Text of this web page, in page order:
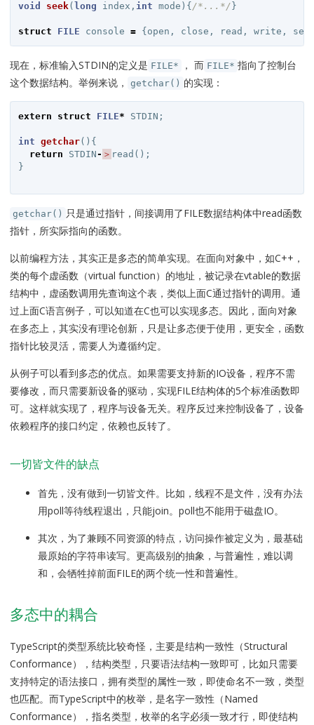
void
seek( long index , int mode ){ /*...*/ }
struct FILE console = { open , close , read , write ,
现在，标准输入STDIN的定义是 FILE* ， 而 FILE* 指向了控制台
这个数据结构。举例来说，
getchar() 的实现：
extern struct FILE* STDIN ;
int getchar(){
return
STDIN- ＞ read ();
}
getchar() 只是通过指针，间接调用了FILE数据结构体中read函数
指针，所实际指向的函数。
以前编程方法，其实正是多态的简单实现。在面向对象中，如C++，
类的每个虚函数（virtual function）的地址，被记录在vtable的数据
结构中，虚函数调用先查询这个表，类似上面C通过指针的调用。通
过上面C语言例子，可以知道在C也可以实现多态。因此，面向对象
在多态上，其实没有理论创新，只是让多态便于使用，更安全，函数
指针比较灵活，需要人为遵循约定。
从例子可以看到多态的优点。如果需要支持新的IO设备，程序不需
要修改，而只需要新设备的驱动，实现FILE结构体的5个标准函数即
可。这样就实现了，程序与设备无关。程序反过来控制设备了，设备
依赖程序的接口约定，依赖也反转了。
一切皆文件的缺点
首先，没有做到一切皆文件。比如，线程不是文件，没有办法
用poll等待线程退出，只能join。poll也不能用于磁盘IO。
其次，为了兼顾不同资源的特点，访问操作被定义为，最基础
最原始的字符串读写。更高级别的抽象，与普遍性，难以调
和，会牺牲掉前面FILE的两个统一性和普遍性。
多态中的耦合
TypeScript的类型系统比较奇怪，主要是结构一致性（Structural
Conformance），结构类型，只要语法结构一致即可，比如只需要
支持特定的语法接口，拥有类型的属性一致，即使命名不一致，类型
也匹配。而TypeScript中的枚举，是名字一致性（Named
Conformance），指名类型，枚举的名字必须一致才行，即使结构